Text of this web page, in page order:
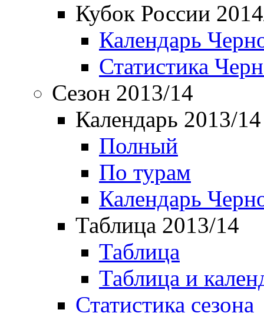
Кубок России
Календарь
Статистика
Сезон 2013/14
Календарь 2013/14
Полный
По турам
Календарь
Таблица 2013/14
Таблица
Таблица и
Статистика сезона